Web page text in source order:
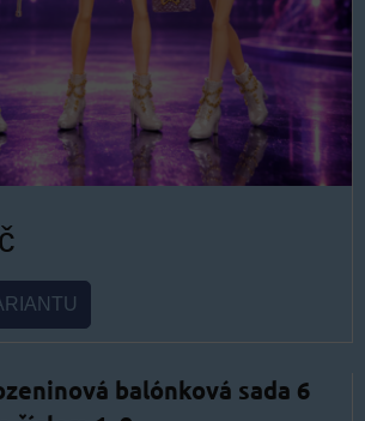
balónková sada 6